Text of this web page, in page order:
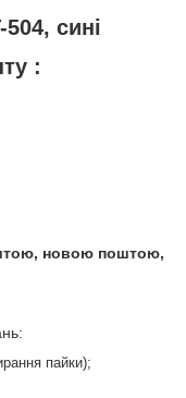
504, сині
:
новою поштою,
пайки);